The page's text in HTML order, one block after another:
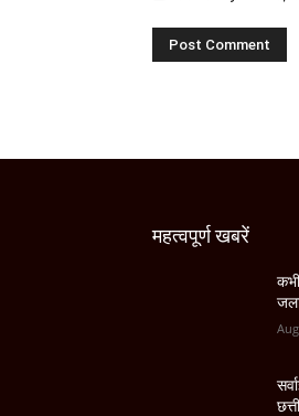
महत्वपूर्ण खबरें